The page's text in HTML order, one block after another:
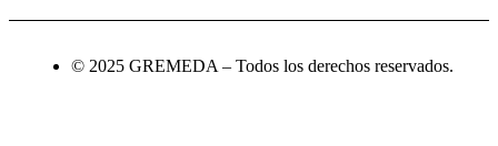
© 2025 GREMEDA – Todos los derechos reservados.